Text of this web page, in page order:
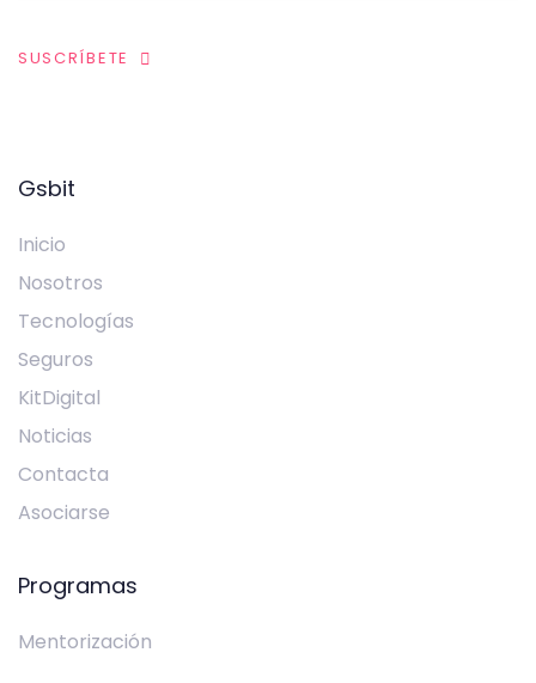
SUSCRÍBETE
Gsbit
Inicio
Nosotros
Tecnologías
Seguros
KitDigital
Noticias
Contacta
Asociarse
Programas
Mentorización